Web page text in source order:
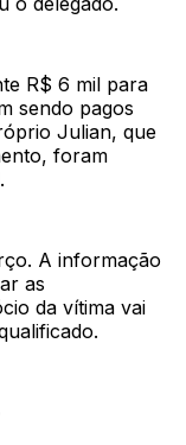
R$ 6 mil para
sendo pagos
Julian, que
foram
A informação
as
da vítima vai